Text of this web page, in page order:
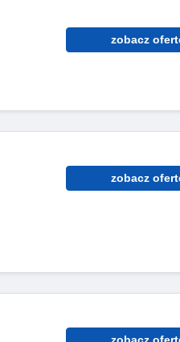
zobacz
zobacz